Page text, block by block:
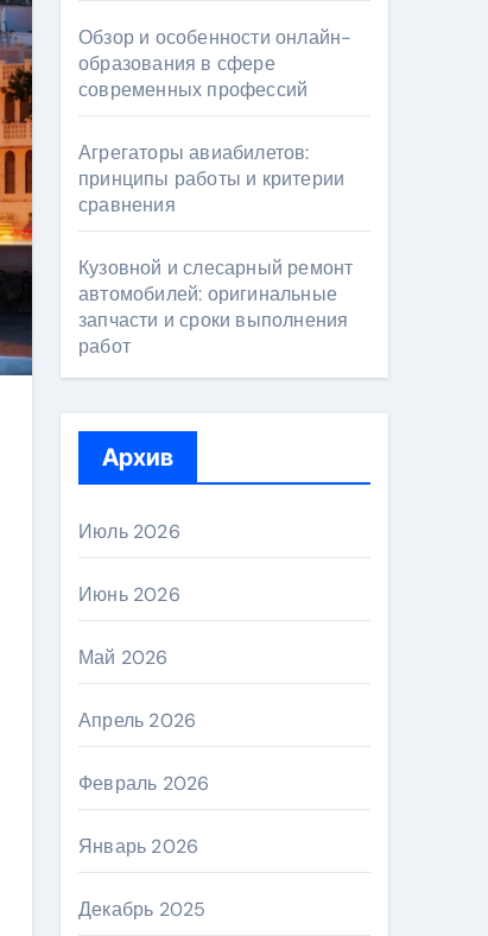
Обзор и особенности онлайн-
образования в сфере
современных профессий
Агрегаторы авиабилетов:
принципы работы и критерии
сравнения
Кузовной и слесарный ремонт
автомобилей: оригинальные
запчасти и сроки выполнения
работ
Архив
Июль 2026
Июнь 2026
Май 2026
Апрель 2026
Февраль 2026
Январь 2026
Декабрь 2025